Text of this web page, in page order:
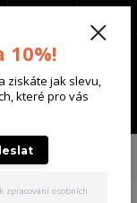
Menu
Bodycon Dress
10%!
ziskáte jak slevu,
které pro vás
zpracování osobních